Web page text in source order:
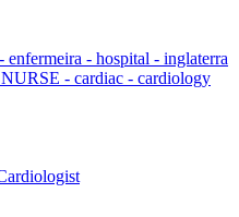
enfermeira - hospital - inglaterra
- cardiac - cardiology